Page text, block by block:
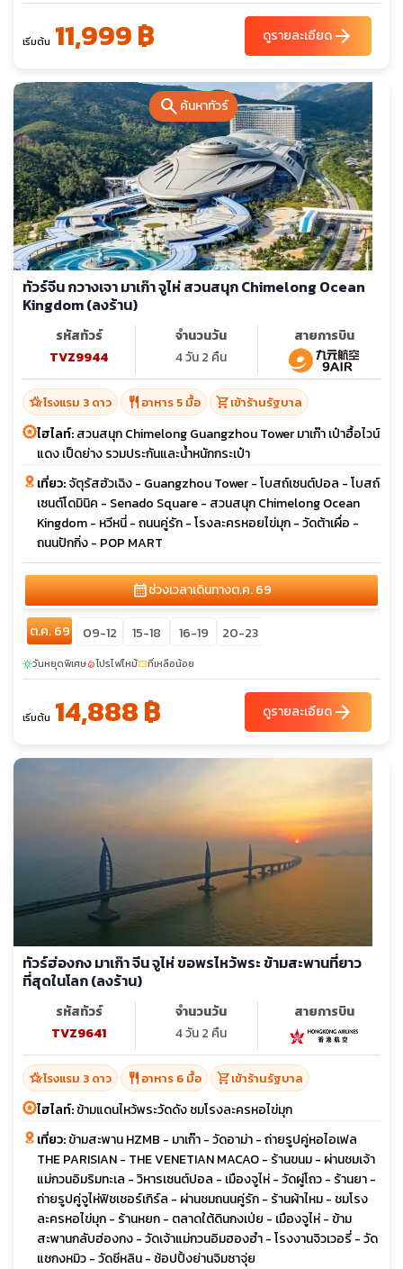
searchค้นหาทัวร์
เริ่มต้น 11,999 ฿ ดูรายละเอียดarrow_forward
ทัวร์จีน กวางเจา มาเก๊า จูไห่ สวนสนุก Chimelong Ocean
Kingdom (ลงร้าน)
รหัสทัวร์
TVZ9944
จำนวนวัน
4 วัน 2 คืน
สายการบิน
hotel_classโรงแรม 3 ดาว restaurant อาหาร 5 มื้อ shopping_cartเข้าร้านรัฐบาล
ไฮไลท์:สวนสนุก Chimelong Guangzhou Tower มาเก๊า เป๋าฮื้อไวน์
แดง เป็ดย่าง รวมประกันและน้ำหนักกระเป๋า
เที่ยว:จัตุรัสฮัวเฉิง - Guangzhou Tower - โบสถ์เซนต์ปอล - โบสถ์
เซนต์โดมินิค - Senado Square - สวนสนุก Chimelong Ocean
Kingdom - หวีหนี่ - ถนนคู่รัก - โรงละครหอยไข่มุก - วัดต้าเผื่อ -
ถนนปักกิ่ง - POP MART
calendar_monthช่วงเวลาเดินทางต.ค. 69
ต.ค. 69 09-12 15-18 16-19 20-23
sunnyวันหยุดพิเศษlocal_fire_departmentโปรไฟไหม้confirmation_numberที่เหลือน้อย
เริ่มต้น 14,888 ฿ ดูรายละเอียดarrow_forward
ทัวร์ฮ่องกง มาเก๊า จีน จูไห่ ขอพรไหว้พระ ข้ามสะพานที่ยาว
ที่สุดในโลก (ลงร้าน)
รหัสทัวร์
TVZ9641
จำนวนวัน
4 วัน 2 คืน
สายการบิน
hotel_classโรงแรม 3 ดาว restaurant อาหาร 6 มื้อ shopping_cartเข้าร้านรัฐบาล
ไฮไลท์:ข้ามแดนไหว้พระวัดดัง ชมโรงละครหอไข่มุก
เที่ยว:ข้ามสะพาน HZMB - มาเก๊า - วัดอาม่า - ถ่ายรูปคู่หอไอเฟล
THE PARISIAN - THE VENETIAN MACAO - ร้านขนม - ผ่านชมเจ้า
แม่กวนอิมริมทะเล - วิหารเซนต์ปอล - เมืองจูไห่ - วัดผู่โถว - ร้านยา -
ถ่ายรูปคู่จูไห่ฟิชเชอร์เกิร์ล - ผ่านชมถนนคู่รัก - ร้านผ้าไหม - ชมโรง
ละครหอไข่มุก - ร้านหยก - ตลาดใต้ดินกงเป่ย - เมืองจูไห่ - ข้าม
สะพานกลับฮ่องกง - วัดเจ้าแม่กวนอิมฮองฮำ - โรงงานจิวเวอรี่ - วัด
แชกงหมิว - วัดชีหลิน - ช้อปปิ้งย่านจิมซาจุ่ย